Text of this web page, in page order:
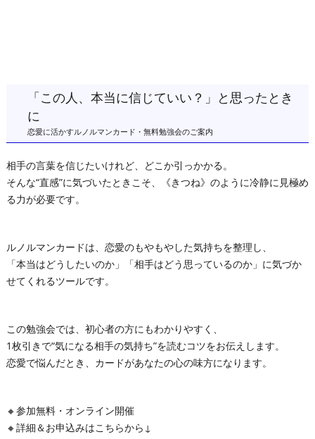
「この人、本当に信じていい？」と思ったとき
に
恋愛に活かすルノルマンカード・無料勉強会のご案内
相手の言葉を信じたいけれど、どこか引っかかる。
そんな“直感”に気づいたときこそ、《きつね》のように冷静に見極め
る力が必要です。
ルノルマンカードは、恋愛のもやもやした気持ちを整理し、
「本当はどうしたいのか」「相手はどう思っているのか」に気づか
せてくれるツールです。
この勉強会では、初心者の方にもわかりやすく、
1枚引きで“気になる相手の気持ち”を読むコツをお伝えします。
恋愛で悩んだとき、カードがあなたの心の味方になります。
🔸参加無料・オンライン開催
🔸詳細＆お申込みはこちらから↓